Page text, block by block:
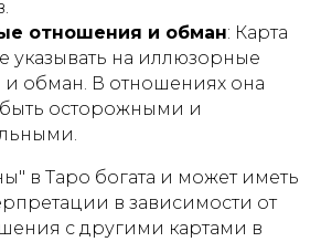
отношения и обман: Карта
указывать на иллюзорные
обман. В отношениях она
осторожными и
в Таро богата и может иметь
в зависимости от
с другими картами в